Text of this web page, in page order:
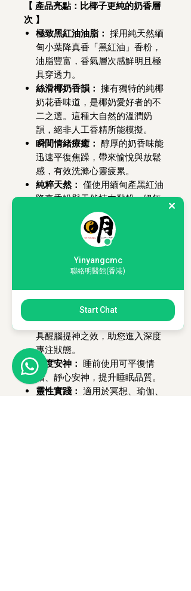
【 產品亮點：比椰子更純的奶香層
次 】
極致黑紅油油脂： 採用純天然緬
甸小葉降真香「黑紅油」香粉，
油脂豐富，香氣層次感鮮明且極
具穿透力。
絲滑椰奶香韻： 擁有獨特的純椰
奶花香味道，是椰奶愛好者的不
二之選。這種大自然的溫潤奶
韻，絕非人工香精所能模擬。
瞬間情緒療癒： 醇厚的奶香味能
迅速平復焦躁，帶來愉悅與放鬆
感，有效洗滌心靈疲累。
純粹天然： 僅使用緬甸產黑紅油
降真香粉與天然楠木黏粉，絕無
添加香精或助燃劑，還原最原始
的草本芬芳。
營造清淨祥和的氛圍。
高效專注：工作或學習時燃點，
具醒腦提神之效，助您進入深度
專注狀態。
深度安神： 睡前使用可平復情
緒、靜心安神，提升睡眠品質。
靈性實踐： 適用於冥想、瑜伽、
Yinyangcmc
聯絡明醫館(香港)
Start Chat